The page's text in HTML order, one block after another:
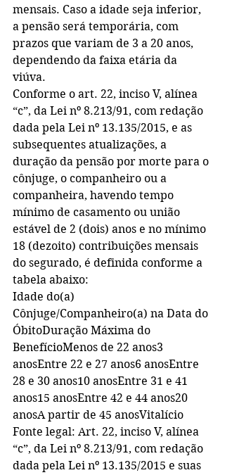
mensais. Caso a idade seja inferior,
a pensão será temporária, com
prazos que variam de 3 a 20 anos,
dependendo da faixa etária da
viúva.
Conforme o art. 22, inciso V, alínea
“c”, da Lei nº 8.213/91, com redação
dada pela Lei nº 13.135/2015, e as
subsequentes atualizações, a
duração da pensão por morte para o
cônjuge, o companheiro ou a
companheira, havendo tempo
mínimo de casamento ou união
estável de 2 (dois) anos e no mínimo
18 (dezoito) contribuições mensais
do segurado, é definida conforme a
tabela abaixo:
Idade do(a)
Cônjuge/Companheiro(a) na Data do
ÓbitoDuração Máxima do
BenefícioMenos de 22 anos3
anosEntre 22 e 27 anos6 anosEntre
28 e 30 anos10 anosEntre 31 e 41
anos15 anosEntre 42 e 44 anos20
anosA partir de 45 anosVitalício
Fonte legal: Art. 22, inciso V, alínea
“c”, da Lei nº 8.213/91, com redação
dada pela Lei nº 13.135/2015 e suas